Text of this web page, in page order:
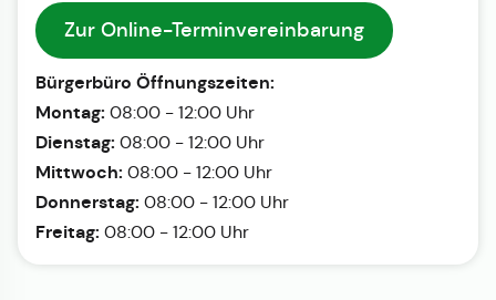
Zur Online-Terminvereinbarung
Bürgerbüro Öffnungszeiten:
Montag: 08:00 - 12:00 Uhr
Dienstag: 08:00 - 12:00 Uhr
Mittwoch: 08:00 - 12:00 Uhr
Donnerstag: 08:00 - 12:00 Uhr
Freitag: 08:00 - 12:00 Uhr